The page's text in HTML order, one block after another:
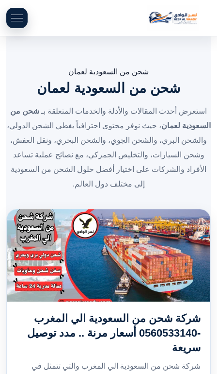
شحن من السعودية لعمان
شحن من السعودية لعمان
استعرض أحدث المقالات والأدلة والخدمات المتعلقة بـ شحن من
السعودية لعمان، حيث نوفر محتوى احترافياً يغطي الشحن الدولي،
والشحن البري، والشحن الجوي، والشحن البحري، ونقل العفش،
وشحن السيارات، والتخليص الجمركي، مع نصائح عملية تساعد
الأفراد والشركات على اختيار أفضل حلول الشحن من السعودية
إلى مختلف دول العالم.
شركة شحن من السعودية الي المغرب
-0560533140 أسعار مرنة .. مدد توصيل
سريعة
شركة شحن من السعودية الي المغرب والتي تتمثل في